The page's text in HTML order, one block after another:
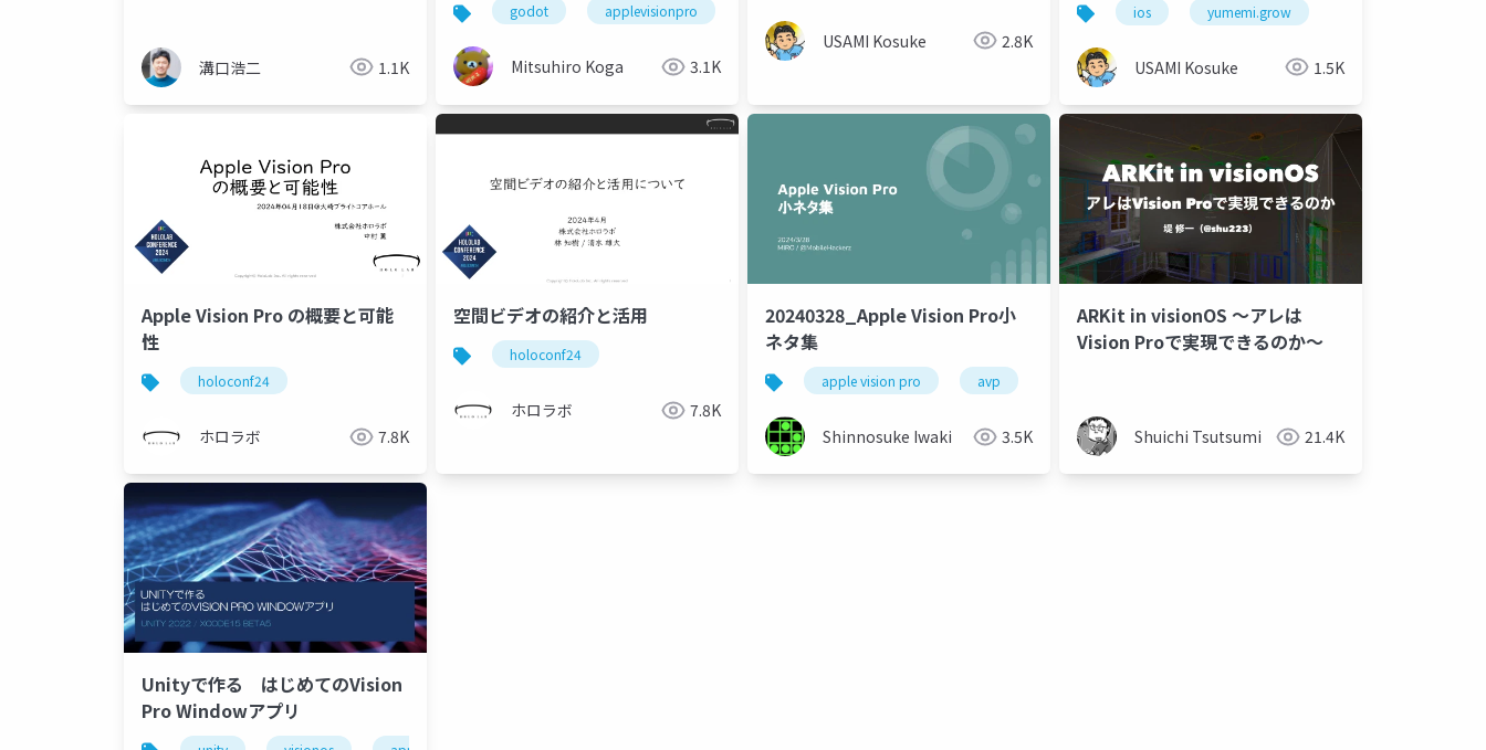
溝口浩二 1.1K
godot applevisionpro
Mitsuhiro Koga 3.1K
USAMI Kosuke 2.8K
ios yumemi.grow
USAMI Kosuke 1.5K
Apple Vision Pro の概要と可能
性
holoconf24
ホロラボ 7.8K
空間ビデオの紹介と活用
holoconf24
ホロラボ 7.8K
20240328_Apple Vision Pro小
ネタ集
apple vision pro avp
Shinnosuke Iwaki 3.5K
ARKit in visionOS 〜アレは
Vision Proで実現できるのか〜
Shuichi Tsutsumi 21.4K
Unityで作る はじめてのVision
Pro Windowアプリ